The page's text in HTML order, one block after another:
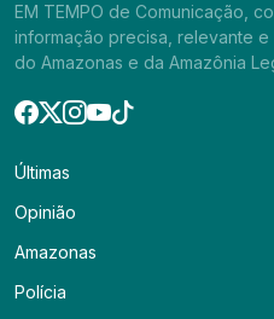
EM TEMPO de Comunicação,
informação precisa, relevante
do Amazonas e da Amazônia
Últimas
Opinião
Amazonas
Polícia